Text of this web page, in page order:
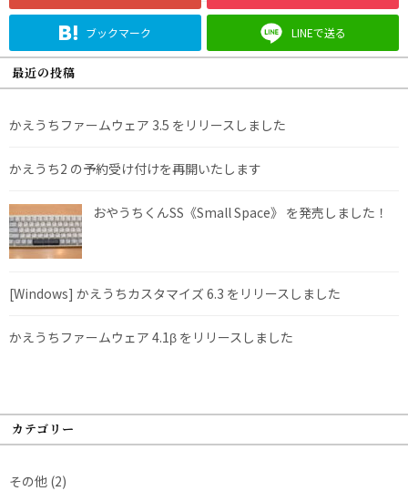
ブックマーク LINEで送る
最近の投稿
かえうちファームウェア 3.5 をリリースしました
かえうち2 の予約受け付けを再開いたします
おやうちくんSS《Small Space》 を発売しました！
[Windows] かえうちカスタマイズ 6.3 をリリースしました
かえうちファームウェア 4.1β をリリースしました
カテゴリー
その他 (2)